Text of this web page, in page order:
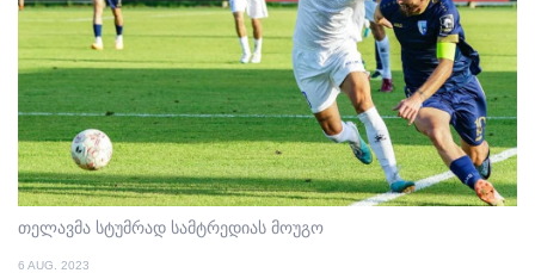
თელავმა სტუმრად სამტრედიას მოუგო
6 AUG. 2023